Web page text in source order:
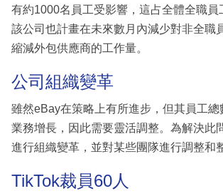
有約1000名員工受影響，這占全體全職員
該公司也計畫在未來數月內減少對非全職
縮減外包供應商的工作量。
公司組織變革
雖然eBay在策略上有所進步，但其員工總
業務增長，因此需要靈活調整。為解決此
進行組織變革，並對某些團隊進行調整和
TikTok裁員60人